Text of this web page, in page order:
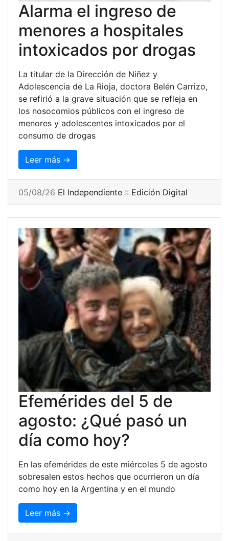
Alarma el ingreso de
menores a hospitales
intoxicados por drogas
La titular de la Dirección de Niñez y
Adolescencia de La Rioja, doctora Belén Carrizo,
se refirió a la grave situación que se refleja en
los nosocomios públicos con el ingreso de
menores y adolescentes intoxicados por el
consumo de drogas
Leer más →
05/08/26 El Independiente :: Edición Digital
Efemérides del 5 de
agosto: ¿Qué pasó un
día como hoy?
En las efemérides de este miércoles 5 de agosto
sobresalen estos hechos que ocurrieron un día
como hoy en la Argentina y en el mundo
Leer más →